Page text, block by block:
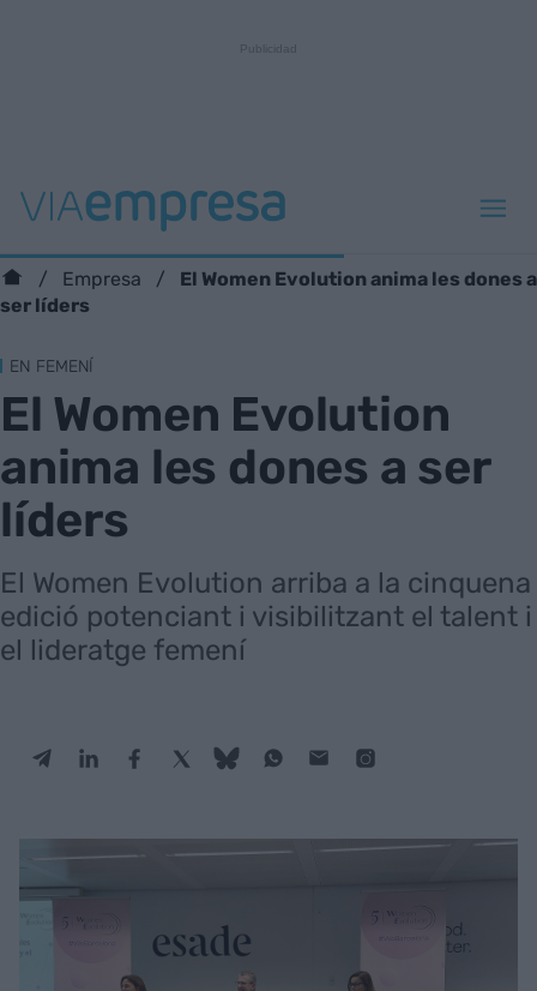
Empresa
El Women Evolution anima les dones a
ser líders
EN FEMENÍ
El Women Evolution
anima les dones a ser
líders
El Women Evolution arriba a la cinquena
edició potenciant i visibilitzant el talent i
el lideratge femení